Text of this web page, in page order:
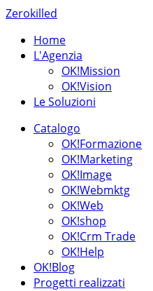
Zerokilled
Home
L'Agenzia
OK!Mission
OK!Vision
Le Soluzioni
Catalogo
OK!Formazione
OK!Marketing
OK!Image
OK!Webmktg
OK!Web
OK!shop
OK!Crm Trade
OK!Help
OK!Blog
Progetti realizzati